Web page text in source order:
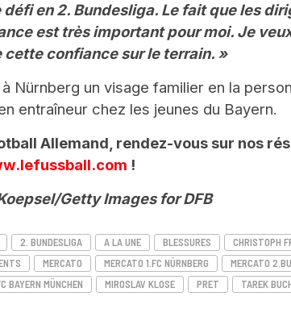
défi en 2. Bundesliga. Le fait que les
est très important pour moi. Je
confiance sur le terrain. »
Nürnberg un visage familier en la
entraîneur chez les jeunes du Bayern.
Allemand, rendez-vous sur nos
!
Getty Images for DFB
2. BUNDESLIGA A LA UNE BLESSURES
CHRISTOPH
MERCATO MERCATO 1.FC NÜRNBERG
MERCATO
BAYERN MÜNCHEN MIROSLAV KLOSE PRET
TAREK